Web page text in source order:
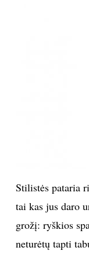
Stilistės pataria
tai kas jus daro
grožį: ryškios
neturėtų tapti